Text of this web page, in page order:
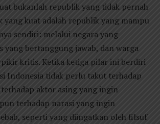
bukanlah republik yang tidak pernah
yang kuat adalah republik yang mampu
sendiri: melalui negara yang
yang bertanggung jawab, dan warga
kritis. Ketika ketiga pilar ini berdiri
Indonesia tidak perlu takut terhadap
aktor asing yang ingin
terhadap narasi yang ingin
seperti yang diingatkan oleh filsuf